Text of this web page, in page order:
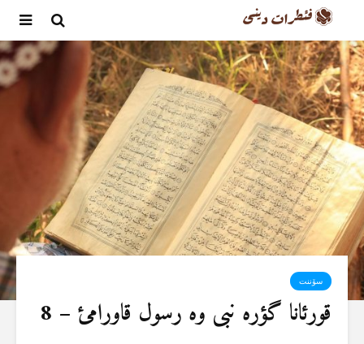
سۆننت
قورئانا گؤرە نبی وە رسول قاورامئ – 8